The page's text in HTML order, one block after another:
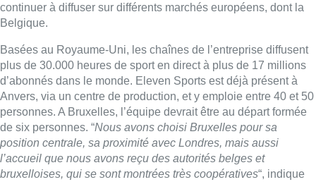
continuer à diffuser sur différents marchés européens, dont la
Belgique.
Basées au Royaume-Uni, les chaînes de l’entreprise diffusent
plus de 30.000 heures de sport en direct à plus de 17 millions
d’abonnés dans le monde. Eleven Sports est déjà présent à
Anvers, via un centre de production, et y emploie entre 40 et 50
personnes. A Bruxelles, l’équipe devrait être au départ formée
de six personnes. “Nous avons choisi Bruxelles pour sa
position centrale, sa proximité avec Londres, mais aussi
l’accueil que nous avons reçu des autorités belges et
bruxelloises, qui se sont montrées très coopératives“, indique